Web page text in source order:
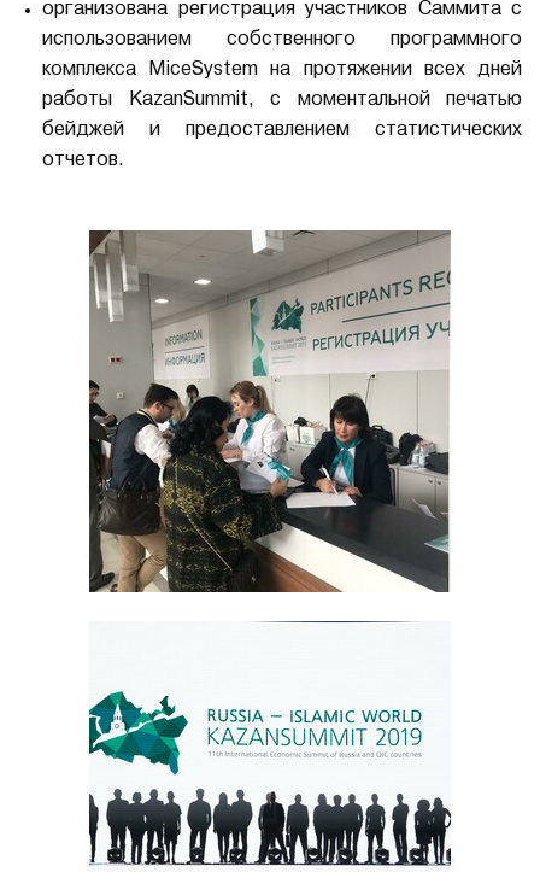
организована регистрация участников Саммита с
использованием собственного программного
комплекса MiceSystem на протяжении всех дней
работы KazanSummit, с моментальной печатью
бейджей и предоставлением статистических
отчетов.